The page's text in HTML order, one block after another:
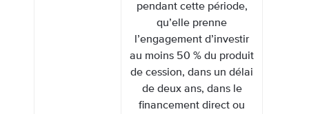
pendant cette période,
qu’elle prenne
l’engagement d’investir
au moins 50 % du produit
de cession, dans un délai
de deux ans, dans le
financement direct ou